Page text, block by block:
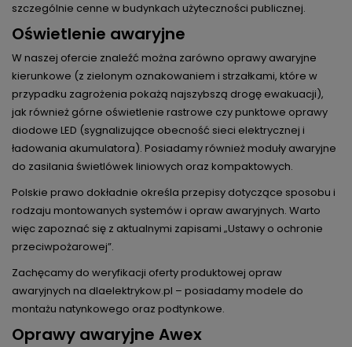
szczególnie cenne w budynkach użyteczności publicznej.
Oświetlenie awaryjne
W naszej ofercie znaleźć można zarówno oprawy awaryjne
kierunkowe (z zielonym oznakowaniem i strzałkami, które w
przypadku zagrożenia pokażą najszybszą drogę ewakuacji),
jak również górne oświetlenie rastrowe czy punktowe oprawy
diodowe LED (sygnalizujące obecność sieci elektrycznej i
ładowania akumulatora). Posiadamy również moduły awaryjne
do zasilania świetlówek liniowych oraz kompaktowych.
Polskie prawo dokładnie określa przepisy dotyczące sposobu i
rodzaju montowanych systemów i opraw awaryjnych. Warto
więc zapoznać się z aktualnymi zapisami „Ustawy o ochronie
przeciwpożarowej”.
Zachęcamy do weryfikacji oferty produktowej opraw
awaryjnych na dlaelektrykow.pl – posiadamy modele do
montażu natynkowego oraz podtynkowe.
Oprawy awaryjne Awex